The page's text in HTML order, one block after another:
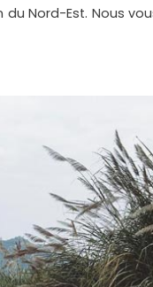
Nord-Est. Nous